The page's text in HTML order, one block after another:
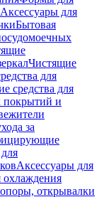
Аксессуары для
Бытовая
Чистящие
для
средства для
покрытий и
за
Аксессуары для
охлаждения
открывалки